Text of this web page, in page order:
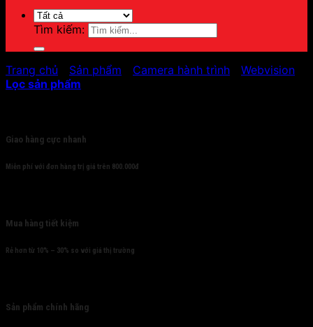
Tìm kiếm:
Trang chủ Sản phẩm Camera hành trình
Webvision
Lọc sản phẩm
Giao hàng cực nhanh
Miễn phí với đơn hàng trị giá trên 800.000đ
Mua hàng tiết kiệm
Rẻ hơn từ 10% – 30% so với giá thị trường
Sản phẩm chính hãng